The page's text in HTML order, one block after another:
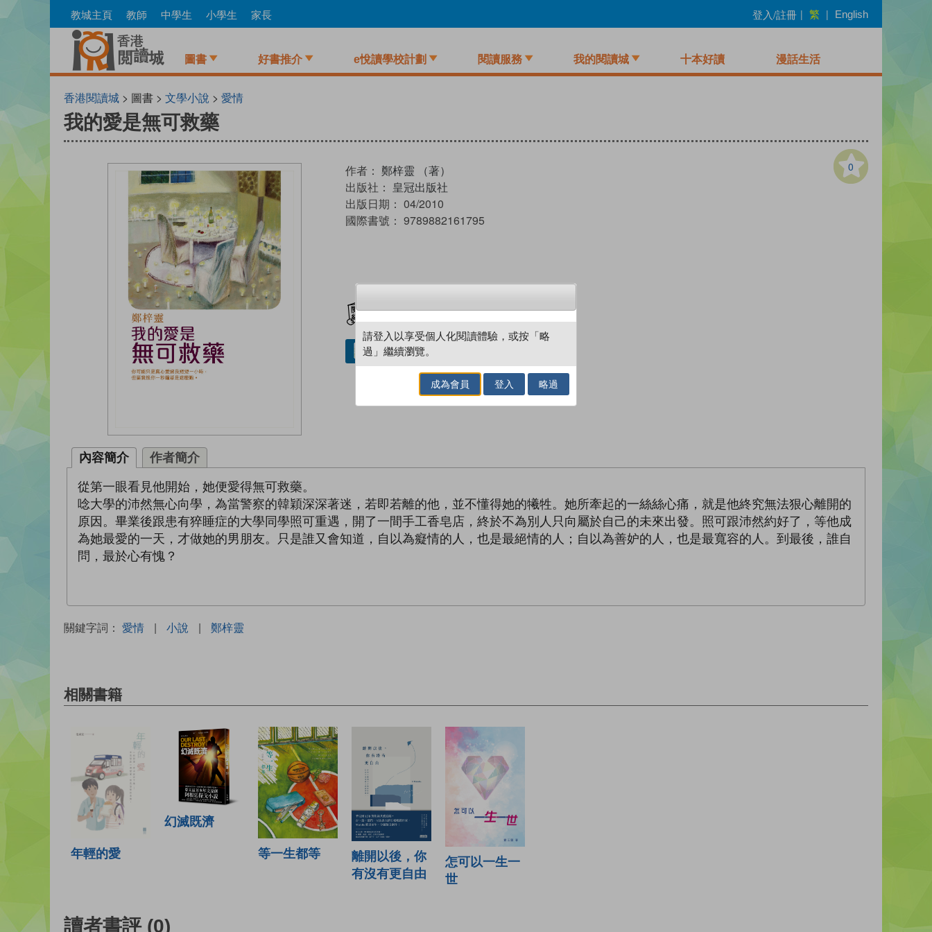
to
教城主頁 教師 中學生 小學生 家長 登入/註冊 | 繁 | English
圖書 好書推介 e悅讀學校計劃 閱讀服務 我的閱讀城 十本好讀 漫話生活
香港閱讀城 > 圖書 > 文學小說 > 愛情
我的愛是無可救藥
0
作者： 鄭梓靈 （著）
出版社： 皇冠出版社
出版日期： 04/2010
國際書號： 9789882161795
借閱實體書
內容簡介 作者簡介
從第一眼看見他開始，她便愛得無可救藥。
唸大學的沛然無心向學，為當警察的韓穎深深著迷，若即若離的他，並不懂得她的犧牲。她所牽起的一絲絲心痛，就是他終究無法狠心離開的
原因。畢業後跟患有猝睡症的大學同學照可重遇，開了一間手工香皂店，終於不為別人只向屬於自己的未來出發。照可跟沛然約好了，等他成
為她最愛的一天，才做她的男朋友。只是誰又會知道，自以為癡情的人，也是最絕情的人；自以為善妒的人，也是最寬容的人。到最後，誰自
問，最於心有愧？
關鍵字詞： 愛情 | 小說 | 鄭梓靈
相關書籍
年輕的愛
幻滅既濟
等一生都等
離開以後，你
有沒有更自由
怎可以一生一
世
讀者書評 (0)
請登入以享受個人化閱讀體驗，或按「略
過」繼續瀏覽。
成為會員 登入 略過